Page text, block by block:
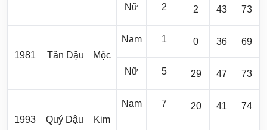
Nữ 2 2 43 73
1981 Tân Dậu Mộc
Nam 1 0 36 69
Nữ 5 29 47 73
1993 Quý Dậu Kim
Nam 7 20 41 74